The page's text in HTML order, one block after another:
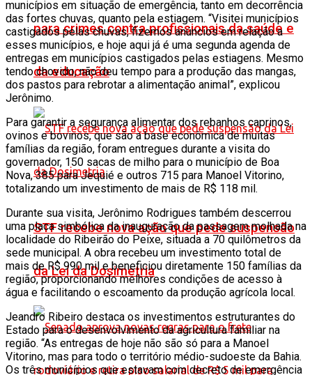
para crimes contra profissionais da saúde e
da educação
STF recebe nova ação que pede suspensão
da Lei da Dosimetria
municípios em situação de emergência, tanto em decorrência
das fortes chuvas, quanto pela estiagem. “Visitei municípios
castigados pelas chuvas, fizemos anúncios em relação a
esses municípios, e hoje aqui já é uma segunda agenda de
entregas em municípios castigados pelas estiagens. Mesmo
tendo chovido, não deu tempo para a produção das mangas,
dos pastos para rebrotar a alimentação animal”, explicou
Jerônimo.
Para garantir a segurança alimentar dos rebanhos caprinos,
ovinos e bovinos, que são a base econômica de muitas
famílias da região, foram entregues durante a visita do
governador, 150 sacas de milho para o município de Boa
Nova, 385 para Jequié e outros 715 para Manoel Vitorino,
totalizando um investimento de mais de R$ 118 mil.
Durante sua visita, Jerônimo Rodrigues também descerrou
uma placa simbólica da inauguração da passagem molhada na
localidade do Ribeirão do Peixe, situada a 70 quilômetros da
sede municipal. A obra recebeu um investimento total de
mais de R$ 990 mil e beneficiou diretamente 150 famílias da
região, proporcionando melhores condições de acesso à
água e facilitando o escoamento da produção agrícola local.
Jeandro Ribeiro destaca os investimentos estruturantes do
Estado para o desenvolvimento da agricultura familiar na
região. “As entregas de hoje não são só para a Manoel
Vitorino, mas para todo o território médio-sudoeste da Bahia.
Os três municípios que estavam com decreto de emergência